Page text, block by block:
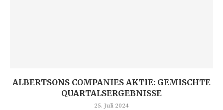
ALBERTSONS COMPANIES AKTIE: GEMISCHTE
QUARTALSERGEBNISSE
25. Juli 2024